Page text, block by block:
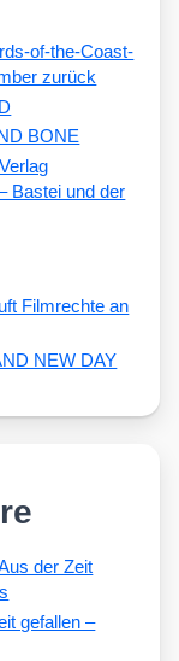
of-the-Coast-
zurück
BONE
Bastei und der
Filmrechte an
NEW DAY
der Zeit
gefallen –